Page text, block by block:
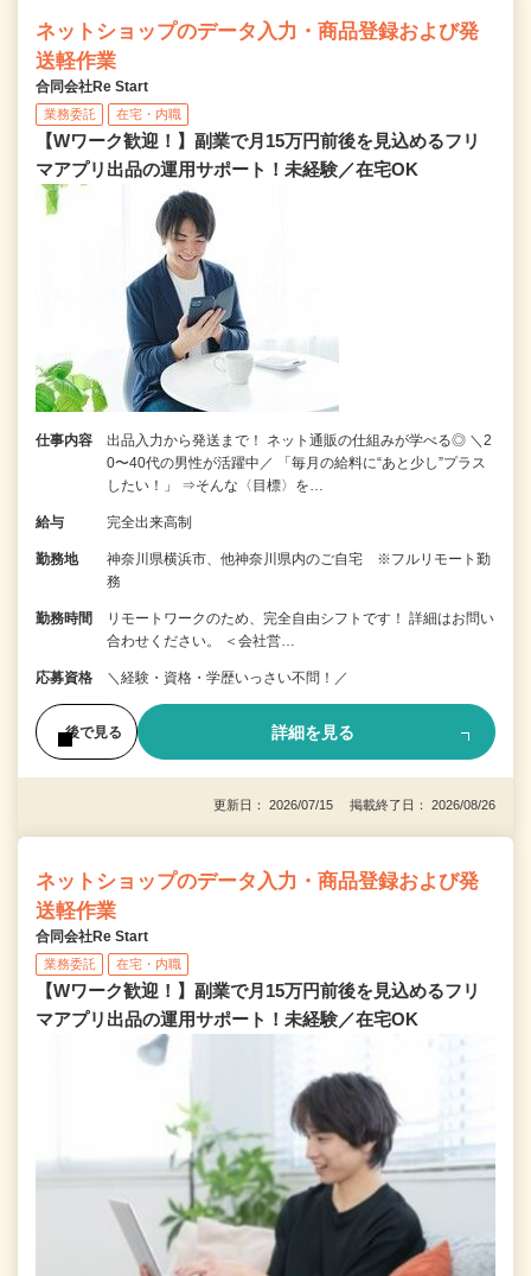
ネットショップのデータ入力・商品登録および発
送軽作業
合同会社Re Start
業務委託 在宅・内職
【Wワーク歓迎！】副業で月15万円前後を見込めるフリ
マアプリ出品の運用サポート！未経験／在宅OK
仕事内容
出品入力から発送まで！ ネット通販の仕組みが学べる◎ ＼2
0〜40代の男性が活躍中／ 「毎月の給料に“あと少し”プラス
したい！」 ⇒そんな〈目標〉を…
給与 完全出来高制
勤務地
神奈川県横浜市、他神奈川県内のご自宅 ※フルリモート勤
務
勤務時間
リモートワークのため、完全自由シフトです！ 詳細はお問い
合わせください。 ＜会社営…
応募資格 ＼経験・資格・学歴いっさい不問！／
後で見る 詳細を見る
更新日： 2026/07/15 掲載終了日： 2026/08/26
ネットショップのデータ入力・商品登録および発
送軽作業
合同会社Re Start
業務委託 在宅・内職
【Wワーク歓迎！】副業で月15万円前後を見込めるフリ
マアプリ出品の運用サポート！未経験／在宅OK